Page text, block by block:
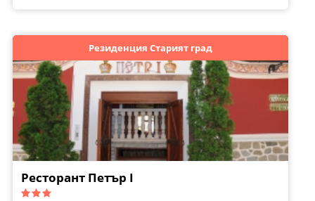
Резиденция Старият град
Ресторант Петър I